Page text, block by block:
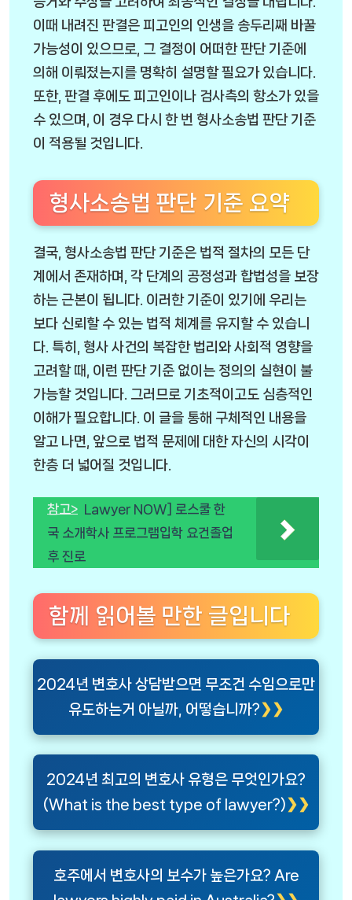
이때 내려진 판결은 피고인의 인생을 송두리째 바꿀
가능성이 있으므로, 그 결정이 어떠한 판단 기준에
의해 이뤄졌는지를 명확히 설명할 필요가 있습니다.
또한, 판결 후에도 피고인이나 검사측의 항소가 있을
수 있으며, 이 경우 다시 한 번 형사소송법 판단 기준
이 적용될 것입니다.
형사소송법 판단 기준 요약
결국, 형사소송법 판단 기준은 법적 절차의 모든 단
계에서 존재하며, 각 단계의 공정성과 합법성을 보장
하는 근본이 됩니다. 이러한 기준이 있기에 우리는
보다 신뢰할 수 있는 법적 체계를 유지할 수 있습니
다. 특히, 형사 사건의 복잡한 법리와 사회적 영향을
고려할 때, 이런 판단 기준 없이는 정의의 실현이 불
가능할 것입니다. 그러므로 기초적이고도 심층적인
이해가 필요합니다. 이 글을 통해 구체적인 내용을
알고 나면, 앞으로 법적 문제에 대한 자신의 시각이
한층 더 넓어질 것입니다.
참고> Lawyer NOW] 로스쿨 한
국 소개학사 프로그램입학 요건졸업
후 진로
함께 읽어볼 만한 글입니다
2024년 변호사 상담받으면 무조건 수임으로만
유도하는거 아닐까, 어떻습니까?
2024년 최고의 변호사 유형은 무엇인가요?
(What is the best type of lawyer?)
호주에서 변호사의 보수가 높은가요? Are